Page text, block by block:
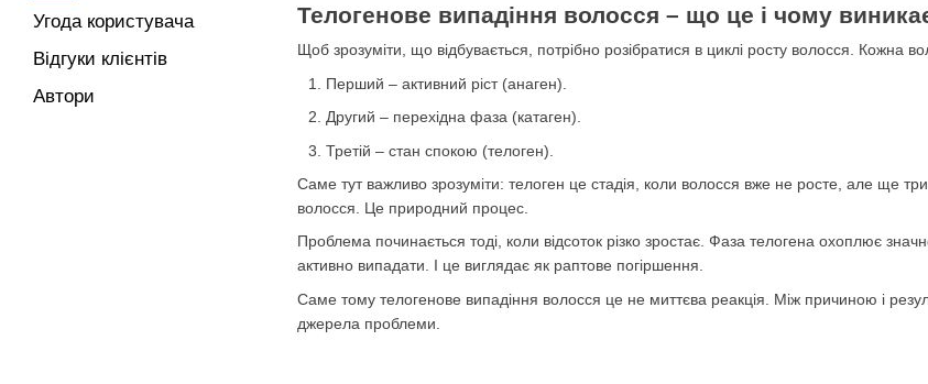
Телогенове випадіння волосся – що це і чому
Щоб зрозуміти, що відбувається, потрібно розібратися в циклі росту волосся. Кожна
Перший – активний ріст (анаген).
Другий – перехідна фаза (катаген).
Третій – стан спокою (телоген).
Саме тут важливо зрозуміти: телоген це стадія, коли волосся вже не росте, але ще
волосся. Це природний процес.
Проблема починається тоді, коли відсоток різко зростає. Фаза телогена охоплює
активно випадати. І це виглядає як раптове погіршення.
Саме тому телогенове випадіння волосся це не миттєва реакція. Між причиною і
джерела проблеми.
Угода користувача
Відгуки клієнтів
Автори